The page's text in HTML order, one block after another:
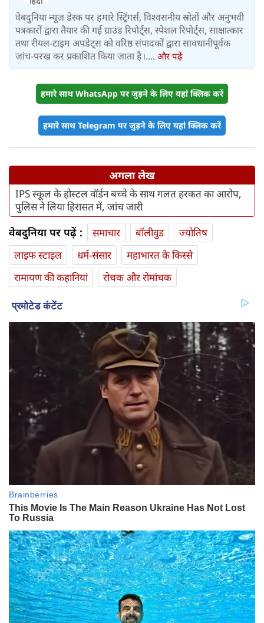
वेबदुनिया न्यूज़ डेस्क पर हमारे स्ट्रिंगर्स, विश्वसनीय स्रोतों और अनुभवी
पत्रकारों द्वारा तैयार की गई ग्राउंड रिपोर्ट्स, स्पेशल रिपोर्ट्स, साक्षात्कार
तथा रीयल-टाइम अपडेट्स को वरिष्ठ संपादकों द्वारा सावधानीपूर्वक
जांच-परख कर प्रकाशित किया जाता है।.... और पढ़ें
हमारे साथ WhatsApp पर जुड़ने के लिए यहां क्लिक करें
हमारे साथ Telegram पर जुड़ने के लिए यहां क्लिक करें
अगला लेख
IPS स्कूल के होस्‍टल वॉर्डन बच्‍चे के साथ गलत हरकत का आरोप,
पुलिस ने लिया हिरासत में, जांच जारी
वेबदुनिया पर पढ़ें : समाचार बॉलीवुड
ज्योतिष
लाइफ स्‍टाइल
धर्म-संसार
महाभारत के किस्से
रामायण की कहानियां
रोचक और रोमांचक